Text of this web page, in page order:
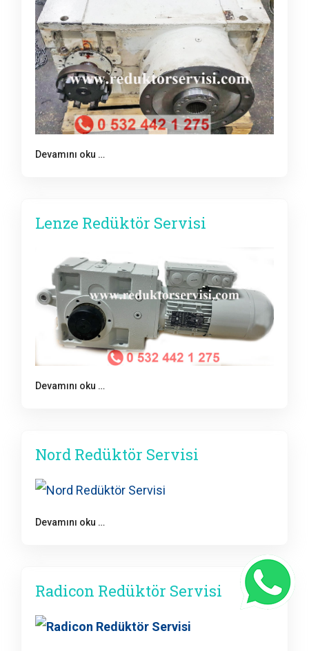
Devamını oku …
Lenze Redüktör Servisi
Devamını oku …
Nord Redüktör Servisi
Devamını oku …
Radicon Redüktör Servisi